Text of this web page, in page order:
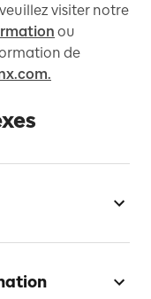
visiter notre
ou
de